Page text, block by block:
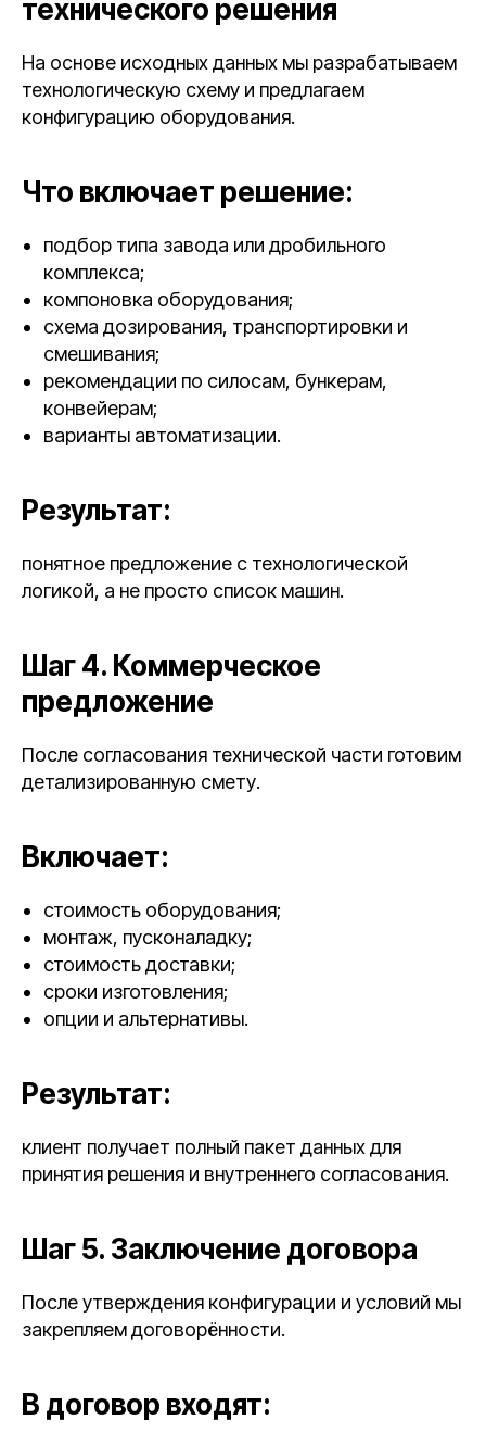
технического решения
На основе исходных данных мы разрабатываем
технологическую схему и предлагаем
конфигурацию оборудования.
Что включает решение:
подбор типа завода или дробильного
комплекса;
компоновка оборудования;
схема дозирования, транспортировки и
смешивания;
рекомендации по силосам, бункерам,
конвейерам;
варианты автоматизации.
Результат:
понятное предложение с технологической
логикой, а не просто список машин.
Шаг 4. Коммерческое
предложение
После согласования технической части готовим
детализированную смету.
Включает:
стоимость оборудования;
монтаж, пусконаладку;
стоимость доставки;
сроки изготовления;
опции и альтернативы.
Результат:
клиент получает полный пакет данных для
принятия решения и внутреннего согласования.
Шаг 5. Заключение договора
После утверждения конфигурации и условий мы
закрепляем договорённости.
В договор входят: